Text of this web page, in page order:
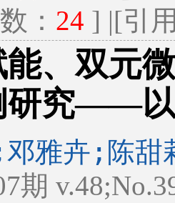
： 24 ] |[引
、双元
研究——
邓雅卉;陈
期